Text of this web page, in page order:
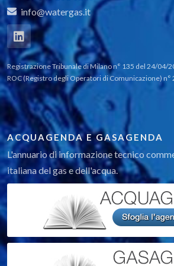
Raccordi di transizione
Raccordi in acciaio/ghisa/ottone/PE/PP/
Tubi e accessori
Derivazioni utenza
Tubi di PE
info@watergas.it
Registrazione Tribunale di Milano n° 135 del 24/04/
ROC (Registro degli Operatori di Comunicazione)
ACQUAGENDA E GASAGENDA
L'annuario di informazione tecnico
italiana del gas e dell'acqua.